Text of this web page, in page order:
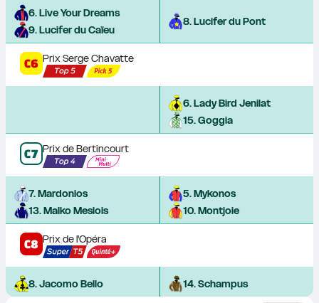
6. Live Your Dreams
9. Lucifer du Caïeu
8. Lucifer du Pont
C6 Prix Serge Chavatte
6. Lady Bird Jenilat
15. Goggia
C7 Prix de Bertincourt
7. Mardonios
13. Malko Meslois
5. Mykonos
10. Montjoie
C8 Prix de l'Opéra
8. Jacomo Bello 14. Schampus